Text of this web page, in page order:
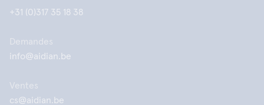
+31 (0)317 35 18 38
Demandes
info@aidian.be
Ventes
cs@aidian.be